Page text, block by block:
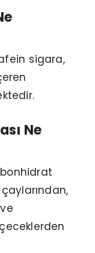
sigara,
Ne